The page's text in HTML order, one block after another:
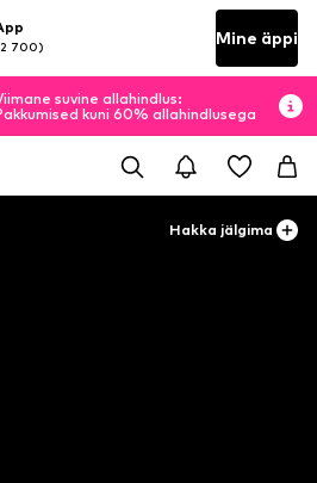
700) Mine äppi
suvine allahindlus:
kuni 60% allahindlusega
Hakka jälgima